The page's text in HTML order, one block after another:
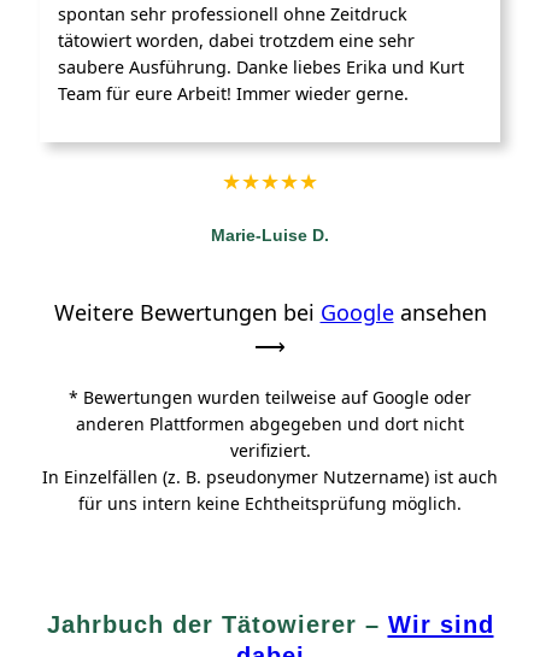
spontan sehr professionell ohne Zeitdruck
tätowiert worden, dabei trotzdem eine sehr
saubere Ausführung. Danke liebes Erika und Kurt
Team für eure Arbeit! Immer wieder gerne.
★︎★︎★︎★︎★︎
Marie-Luise D.
Weitere Bewertungen bei Googleansehen
⟶
* Bewertungen wurden teilweise auf Google oder
anderen Plattformen abgegeben und dort nicht
verifiziert.
In Einzelfällen (z. B. pseudonymer Nutzername) ist auch
für uns intern keine Echtheitsprüfung möglich.
Jahrbuch der Tätowierer – Wir sind